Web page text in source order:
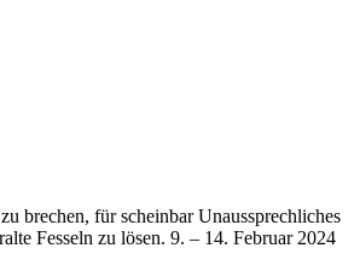
brechen, für scheinbar Unaussprechliches
Fesseln zu lösen. 9. – 14. Februar 2024